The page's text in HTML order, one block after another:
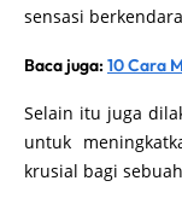
sensasi
Baca juga: 10 Cara
Selain itu juga
untuk
krusial bagi